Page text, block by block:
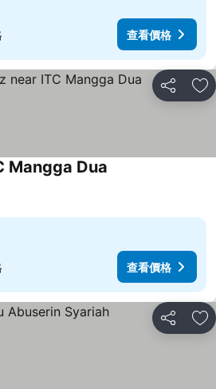
查看價格
分享 加
Mangga Dua
查看價格
分享 加